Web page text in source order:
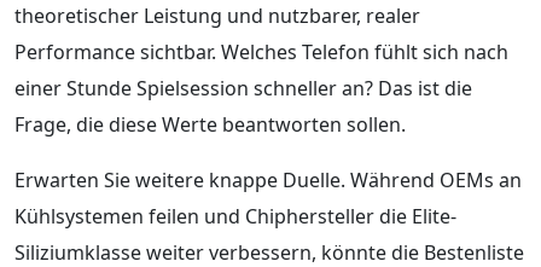
theoretischer Leistung und nutzbarer, realer
Performance sichtbar. Welches Telefon fühlt sich nach
einer Stunde Spielsession schneller an? Das ist die
Frage, die diese Werte beantworten sollen.
Erwarten Sie weitere knappe Duelle. Während OEMs an
Kühlsystemen feilen und Chiphersteller die Elite-
Siliziumklasse weiter verbessern, könnte die Bestenliste